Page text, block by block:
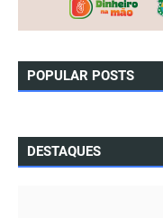
POPULAR POSTS
DESTAQUES